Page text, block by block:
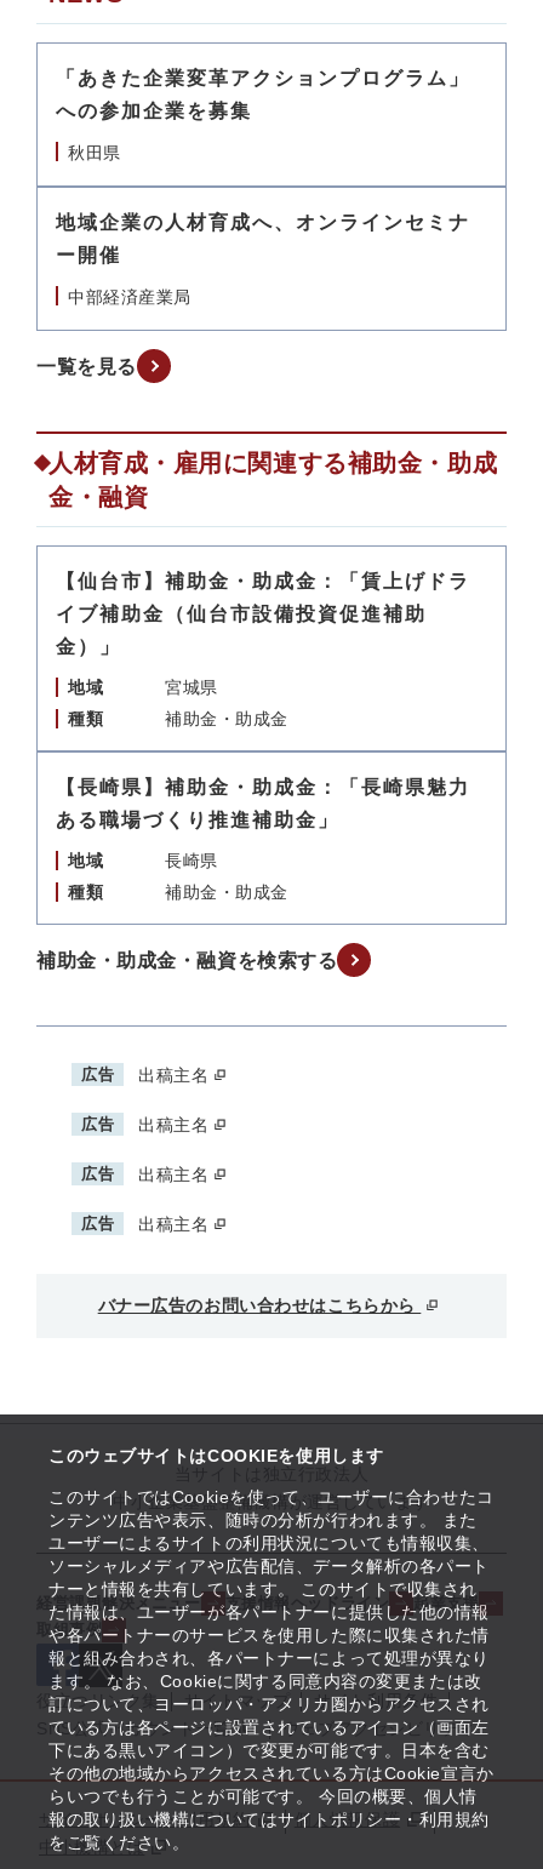
このウェブサイトはCOOKIEを使用します
このサイトではCookieを使って、ユーザーに合わせたコ
ンテンツ広告や表示、随時の分析が行われます。 また
ユーザーによるサイトの利用状況についても情報収集、
ソーシャルメディアや広告配信、データ解析の各パート
ナーと情報を共有しています。 このサイトで収集され
た情報は、ユーザーが各パートナーに提供した他の情報
や各パートナーのサービスを使用した際に収集された情
報と組み合わされ、各パートナーによって処理が異なり
ます。 なお、Cookieに関する同意内容の変更または改
訂について、ヨーロッパ・アメリカ圏からアクセスされ
ている方は各ページに設置されているアイコン（画面左
下にある黒いアイコン）で変更が可能です。日本を含む
その他の地域からアクセスされている方はCookie宣言か
らいつでも行うことが可能です。 今回の概要、個人情
報の取り扱い機構についてはサイトポリシー・利用規約
をご覧ください。
「あきた企業変革アクションプログラム」
への参加企業を募集
秋田県
地域企業の人材育成へ、オンラインセミナ
ー開催
中部経済産業局
一覧を見る
人材育成・雇用に関連する補助金・助成
金・融資
【仙台市】補助金・助成金：「賃上げドラ
イブ補助金（仙台市設備投資促進補助
金）」
地域
宮城県
種類
補助金・助成金
【長崎県】補助金・助成金：「長崎県魅力
ある職場づくり推進補助金」
地域
長崎県
種類
補助金・助成金
補助金・助成金・融資を検索する
広告 出稿主名
広告 出稿主名
広告 出稿主名
広告 出稿主名
バナー広告のお問い合わせはこちらから
中小企業基盤整備機構が運営しています
経営課題解決メニュー 支援情報ヘッドライン
起業支援
取組事例
役立つリンク集 サイトマップ
サイト利用条件
SNS公式アカウント一覧
ウェブアクセシビリティ
サイトポリシー・利用規約
個人情報保護
中小機構とは